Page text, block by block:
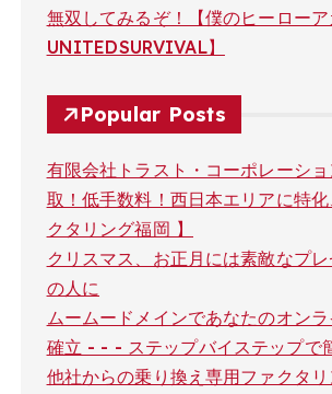
無双してみるぞ！【僕のヒーロー
UNITEDSURVIVAL】
Popular Posts
有限会社トラスト・コーポレーシ
取！低手数料！西日本エリアに特
クタリング福岡 】
クリスマス、お正月には素敵なプ
の人に
ムームードメインであなたのオン
確立 - - - ステップバイステップで
他社からの乗り換え専用ファクタ